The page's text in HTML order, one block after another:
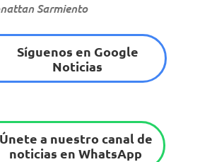
Sarmiento
Síguenos en Google
Noticias
Únete a nuestro canal de
noticias en WhatsApp